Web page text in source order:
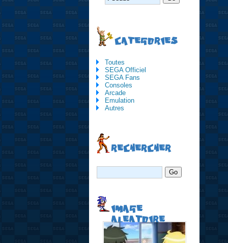
CATEGORIES
Toutes
SEGA Officiel
SEGA Fans
Consoles
Arcade
Emulation
Autres
RECHERCHER
IMAGE
ALEATOIRE